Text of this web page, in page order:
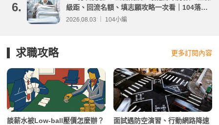
6.
級距、回流名額、填志願攻略一次看｜104落點
分析
2026.08.03 ｜ 104小編
求職攻略 更多訂閱內容
談薪水被Low-ball壓價怎麼辦？
面試遇防空演習、行動網路降速